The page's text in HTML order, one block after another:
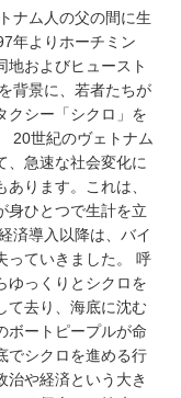
ナム人の父の間に生
年よりホーチミン
地およびヒュースト
背景に、若者たちが
クシー「シクロ」を
20世紀のヴェトナム
、急速な社会変化に
ります。これは、
身ひとつで生計を立
済導入以降は、バイ
っていきました。 呼
ゆっくりとシクロを
て去り、海底に沈む
ボートピープルが命
でシクロを進める行
治や経済という大き